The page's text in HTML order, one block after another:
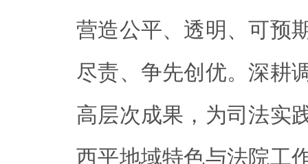
营造公平、透明、可预
尽责、争先创优。深耕
高层次成果，为司法实
西平地域特色与法院工